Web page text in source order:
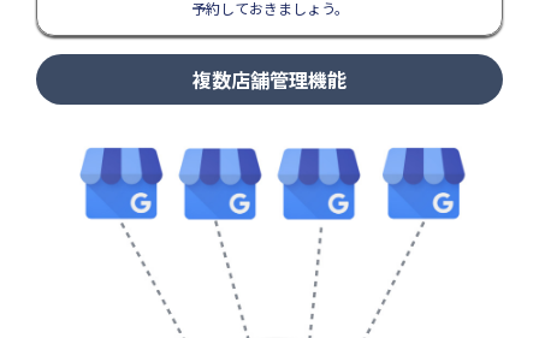
予約しておきましょう。
複数店舗管理機能